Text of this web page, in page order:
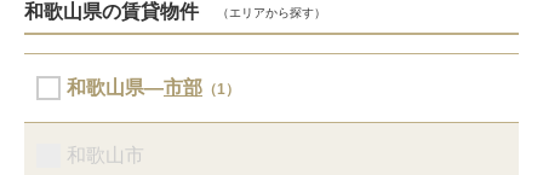
和歌山県の賃貸物件 （エリアから探す）
和歌山県―市部 （1）
和歌山市